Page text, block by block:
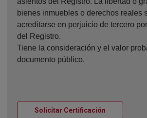
bienes inmuebles o derechos reales
acreditarse en perjuicio de tercero
del Registro.
Tiene la consideración y el valor
documento público.
Solicitar Certificación